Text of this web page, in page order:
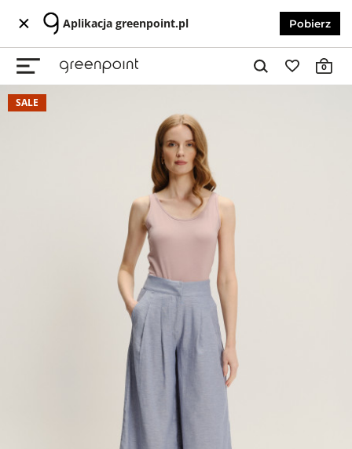
Aplikacja greenpoint.pl Pobierz
0
SALE